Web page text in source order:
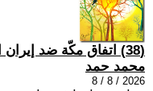
(38) اتفاق مكّة ضد إيران ام ضد اسرائيل؟
محمد حمد
2026 / 8 / 8